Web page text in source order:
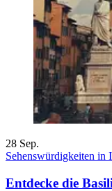
28 Sep.
Sehenswürdigkeiten in
Entdecke die